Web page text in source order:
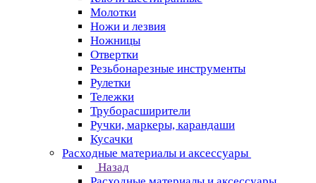
Молотки
Ножи и лезвия
Ножницы
Отвертки
Резьбонарезные инструменты
Рулетки
Тележки
Труборасширители
Ручки, маркеры, карандаши
Кусачки
Расходные материалы и аксессуары
Назад